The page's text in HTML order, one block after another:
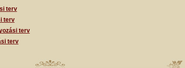
terv
terv
terv
terv